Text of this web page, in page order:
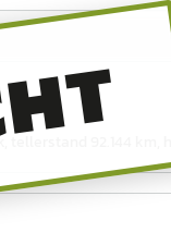
tellerstand 92.144